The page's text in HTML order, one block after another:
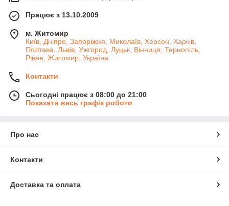
Працює з 13.10.2009
м. Житомир
Київ, Дніпро, Запоріжжя, Миколаїв, Херсон, Харків,
Полтава, Львів, Ужгород, Луцьк, Вінниця, Тернопіль,
Рівне, Житомир, Україна
Контакти
Сьогодні працює з 08:00 до 21:00
Показати весь графік роботи
Про нас
Контакти
Доставка та оплата